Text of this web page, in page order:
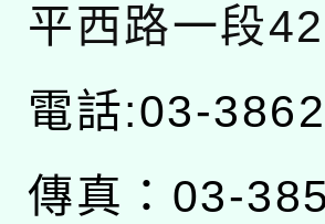
平西路一段
電話:03-
傳真：03-